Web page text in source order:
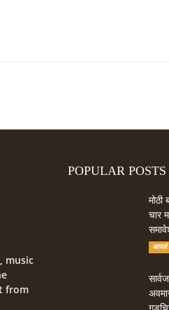
music
from
POPULAR POSTS
मोठी
चार
आपलं